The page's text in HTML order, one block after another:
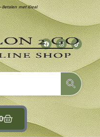
Betalen met iDeal